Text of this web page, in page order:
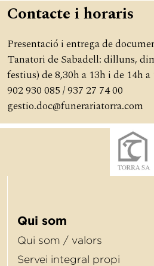
Contacte i horaris
Presentació i entrega de
Tanatori de Sabadell: dilluns,
festius) de 8,30h a 13h i de 14h a
902 930 085 / 937 27 74 00
gestio.doc@funerariatorra.com
Qui som
Qui som / valors
Servei integral propi